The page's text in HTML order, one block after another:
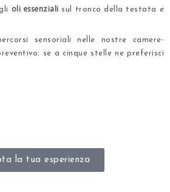
oli essenziali sul tronco della testata e
sensoriali
nelle nostre camere-
se a cinque stelle ne preferisci
la tua esperienza